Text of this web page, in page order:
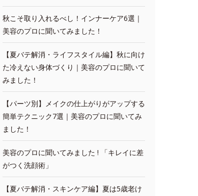
秋こそ取り入れるべし！インナーケア6選｜
美容のプロに聞いてみました！
【夏バテ解消・ライフスタイル編】秋に向け
た冷えない身体づくり｜美容のプロに聞いて
みました！
【パーツ別】メイクの仕上がりがアップする
簡単テクニック7選｜美容のプロに聞いてみ
ました！
美容のプロに聞いてみました ! 「キレイに差
がつく洗顔術」
【夏バテ解消・スキンケア編】夏は5歳老け